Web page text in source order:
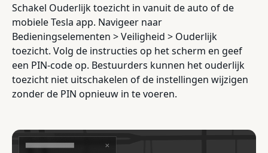
Schakel Ouderlijk toezicht in vanuit de auto of de
mobiele Tesla app. Navigeer naar
Bedieningselementen > Veiligheid > Ouderlijk
toezicht. Volg de instructies op het scherm en geef
een PIN-code op. Bestuurders kunnen het ouderlijk
toezicht niet uitschakelen of de instellingen wijzigen
zonder de PIN opnieuw in te voeren.